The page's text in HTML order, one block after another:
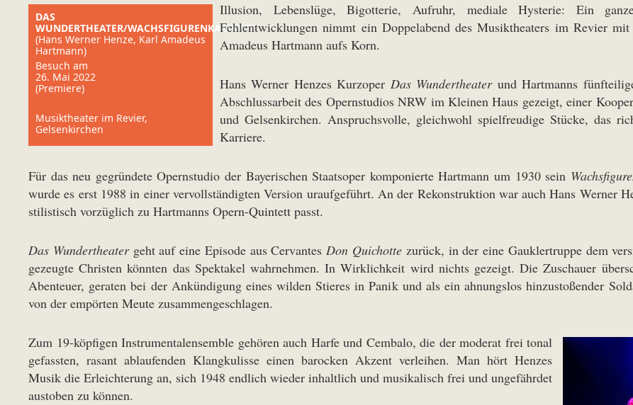
DAS
WUNDERTHEATER/WACHSFIGURENKABINETT
(Hans Werner Henze, Karl Amadeus
Hartmann)
Besuch am
26. Mai 2022
(Premiere)
Musiktheater im Revier,
Gelsenkirchen
Illusion, Lebenslüge, Bigotterie, Aufruhr, mediale Hysterie: Ein
Fehlentwicklungen nimmt ein Doppelabend des Musiktheaters im Revier
Amadeus Hartmann aufs Korn.
Hans Werner Henzes Kurzoper Das Wundertheaterund Hartmanns
Abschlussarbeit des Opernstudios NRW im Kleinen Haus gezeigt, einer
und Gelsenkirchen. Anspruchsvolle, gleichwohl spielfreudige Stücke, das
Karriere.
Für das neu gegründete Opernstudio der Bayerischen Staatsoper komponierte Hartmann um 1930 sein
wurde es erst 1988 in einer vervollständigten Version uraufgeführt. An der Rekonstruktion war auch Hans Werner
stilistisch vorzüglich zu Hartmanns Opern-Quintett passt.
Das Wundertheatergeht auf eine Episode aus CervantesDon Quichottezurück, in der eine Gauklertruppe dem
gezeugte Christen könnten das Spektakel wahrnehmen. In Wirklichkeit wird nichts gezeigt. Die Zuschauer
Abenteuer, geraten bei der Ankündigung eines wilden Stieres in Panik und als ein ahnungslos hinzustoßender
von der empörten Meute zusammengeschlagen.
Zum 19-köpfigen Instrumentalensemble gehören auch Harfe und Cembalo, die der moderat frei tonal
gefassten, rasant ablaufenden Klangkulisse einen barocken Akzent verleihen. Man hört Henzes
Musik die Erleichterung an, sich 1948 endlich wieder inhaltlich und musikalisch frei und ungefährdet
austoben zu können.